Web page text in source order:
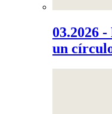
03.2026
un